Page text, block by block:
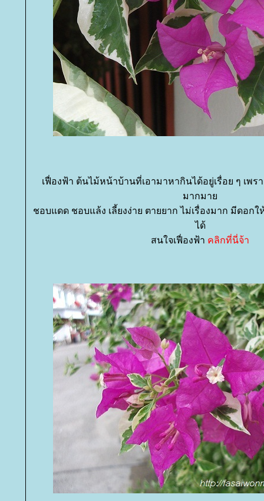
เฟื่องฟ้า ต้นไม้หน้าบ้านที่เอามาหากินได้อยู่เรื่อย ๆ เพ
มากมา
ชอบแดด ชอบแล้ง เลี้ยงง่าย ตายยาก ไม่เรื่องมาก มีดอก
ได้
สนใจเฟื่องฟ้า คลิกที่นี่จ้า